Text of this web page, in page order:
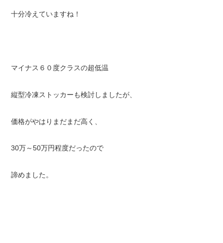
十分冷えていますね！
マイナス６０度クラスの超低温
縦型冷凍ストッカーも検討しましたが、
価格がやはりまだまだ高く、
30万～50万円程度だったので
諦めました。